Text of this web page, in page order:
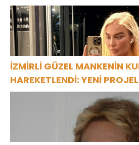
İZMİRLİ GÜZEL MANKENİN
HAREKETLENDİ: YENİ